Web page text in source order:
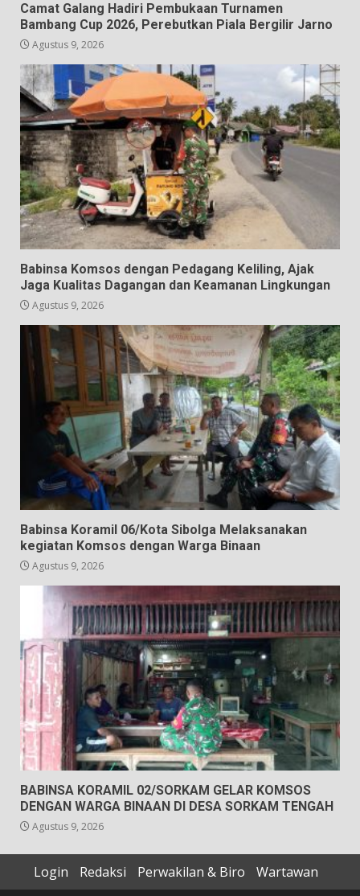
Camat Galang Hadiri Pembukaan Turnamen
Bambang Cup 2026, Perebutkan Piala Bergilir Jarno
Agustus 9, 2026
Babinsa Komsos dengan Pedagang Keliling, Ajak
Jaga Kualitas Dagangan dan Keamanan Lingkungan
Agustus 9, 2026
Babinsa Koramil 06/Kota Sibolga Melaksanakan
kegiatan Komsos dengan Warga Binaan
Agustus 9, 2026
BABINSA KORAMIL 02/SORKAM GELAR KOMSOS
DENGAN WARGA BINAAN DI DESA SORKAM TENGAH
Agustus 9, 2026
Login Redaksi Perwakilan & Biro Wartawan